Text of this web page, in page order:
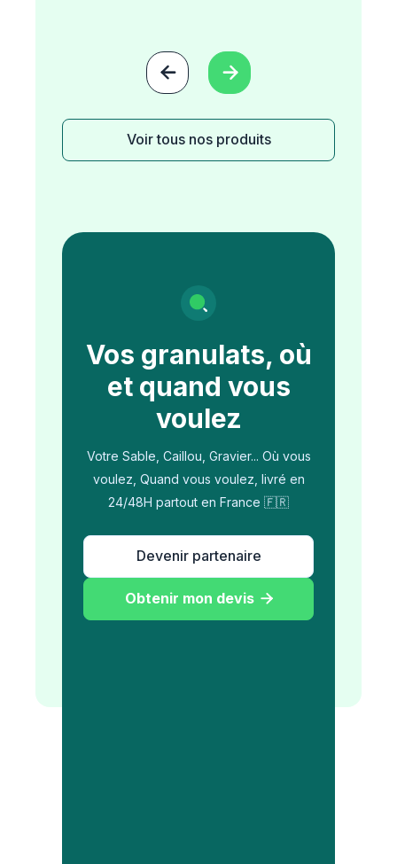
 
Voir tous nos produits
Vos granulats, où
et quand vous
voulez
Votre Sable, Caillou, Gravier... Où vous
voulez, Quand vous voulez, livré en
24/48H partout en France 🇫🇷
Devenir partenaire
Obtenir mon devis 